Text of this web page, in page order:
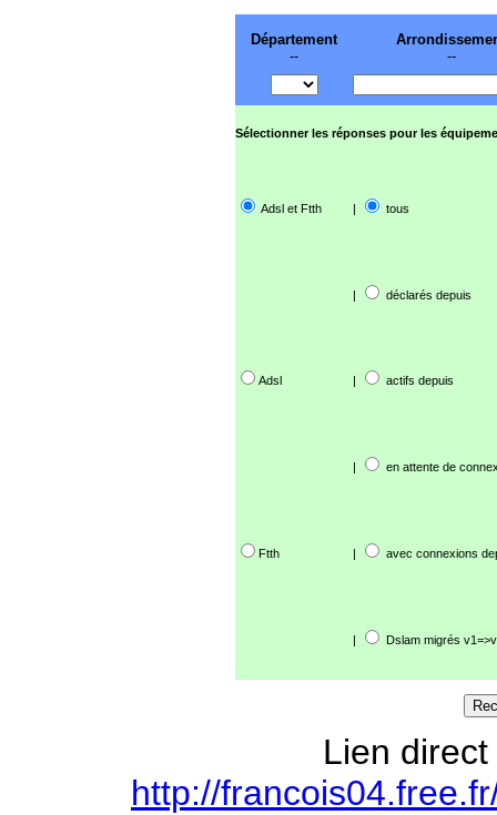
Département
--
--
Sélectionner les réponses pour les
Adsl et Ftth | tous
| déclarés depuis
Adsl | actifs depuis
| en attente de
Ftth | avec connexions
| Dslam migrés
Lien
http://